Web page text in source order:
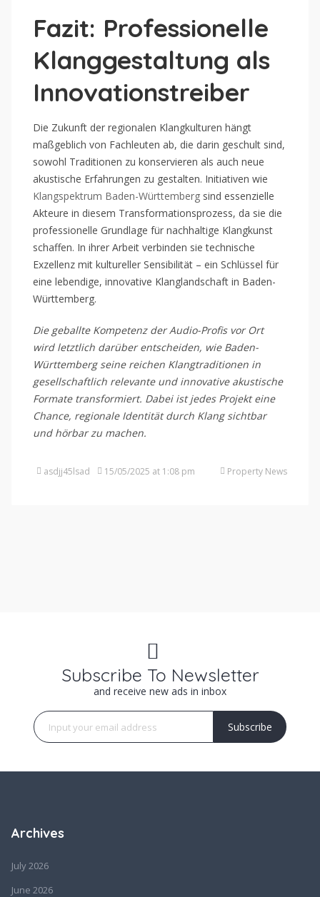
Fazit: Professionelle
Klanggestaltung als
Innovationstreiber
Die Zukunft der regionalen Klangkulturen hängt
maßgeblich von Fachleuten ab, die darin geschult sind,
sowohl Traditionen zu konservieren als auch neue
akustische Erfahrungen zu gestalten. Initiativen wie
Klangspektrum Baden-Württemberg sind essenzielle
Akteure in diesem Transformationsprozess, da sie die
professionelle Grundlage für nachhaltige Klangkunst
schaffen. In ihrer Arbeit verbinden sie technische
Exzellenz mit kultureller Sensibilität – ein Schlüssel für
eine lebendige, innovative Klanglandschaft in Baden-
Württemberg.
Die geballte Kompetenz der Audio-Profis vor Ort
wird letztlich darüber entscheiden, wie Baden-
Württemberg seine reichen Klangtraditionen in
gesellschaftlich relevante und innovative akustische
Formate transformiert. Dabei ist jedes Projekt eine
Chance, regionale Identität durch Klang sichtbar
und hörbar zu machen.
asdjj45lsad 15/05/2025 at 1:08 pm Property News
Subscribe To Newsletter
and receive new ads in inbox
Subscribe
Archives
July 2026
June 2026